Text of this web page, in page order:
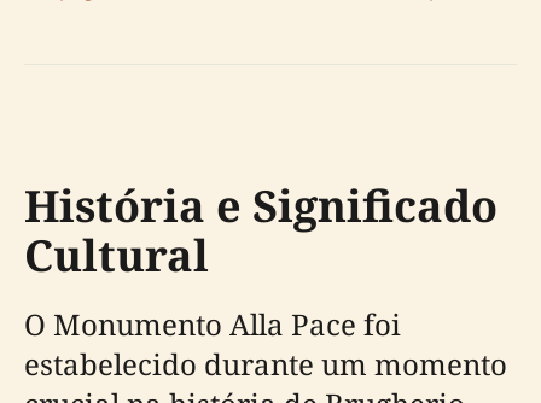
História e Significado
Cultural
O Monumento Alla Pace foi
estabelecido durante um momento